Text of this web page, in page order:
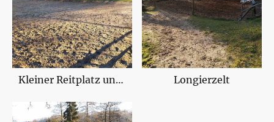
Kleiner Reitplatz und Longierzelt im Hintergrund Longierzelt